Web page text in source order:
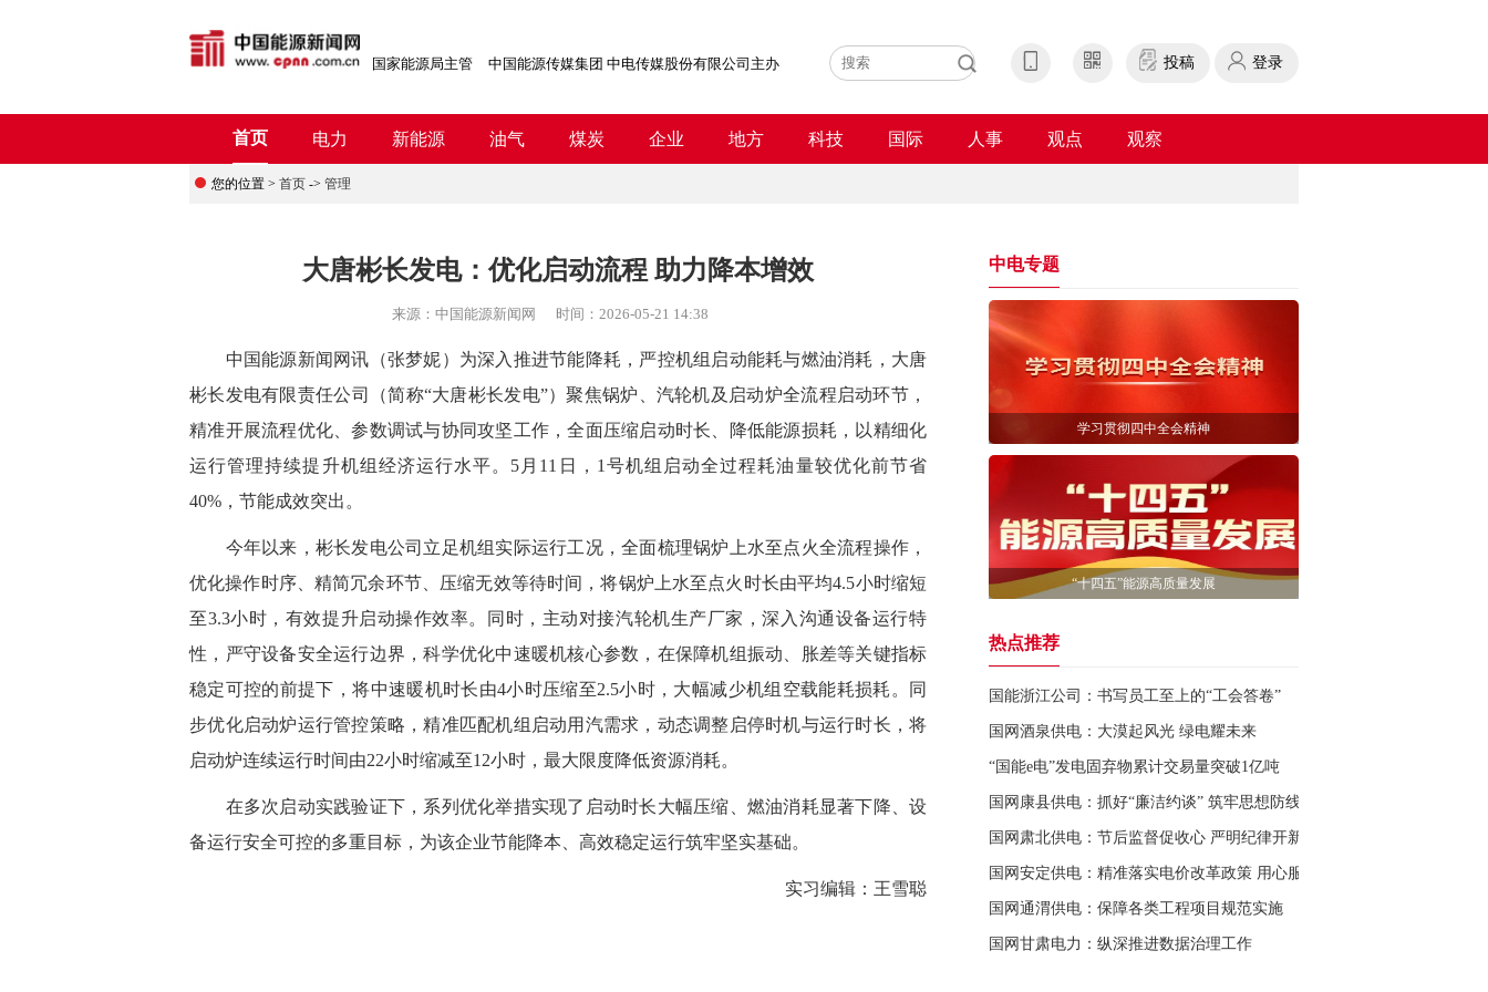
国家能源局主管 中国能源传媒集团 中电传媒股份有限公司主办 投稿 登录
首页 电力 新能源 油气 煤炭 企业 地方 科技 国际 人事 观点 观察
您的位置 > 首页 -> 管理
大唐彬长发电：优化启动流程 助力降本增效
来源： 中国能源新闻网 时间： 2026-05-21 14:38
中国能源新闻网讯（张梦妮）为深入推进节能降耗，严控机组启动能耗与燃油消耗，大唐
彬长发电有限责任公司（简称“大唐彬长发电”）聚焦锅炉、汽轮机及启动炉全流程启动环节，
精准开展流程优化、参数调试与协同攻坚工作，全面压缩启动时长、降低能源损耗，以精细化
运行管理持续提升机组经济运行水平。5月11日，1号机组启动全过程耗油量较优化前节省
40%，节能成效突出。
今年以来，彬长发电公司立足机组实际运行工况，全面梳理锅炉上水至点火全流程操作，
优化操作时序、精简冗余环节、压缩无效等待时间，将锅炉上水至点火时长由平均4.5小时缩短
至3.3小时，有效提升启动操作效率。同时，主动对接汽轮机生产厂家，深入沟通设备运行特
性，严守设备安全运行边界，科学优化中速暖机核心参数，在保障机组振动、胀差等关键指标
稳定可控的前提下，将中速暖机时长由4小时压缩至2.5小时，大幅减少机组空载能耗损耗。同
步优化启动炉运行管控策略，精准匹配机组启动用汽需求，动态调整启停时机与运行时长，将
启动炉连续运行时间由22小时缩减至12小时，最大限度降低资源消耗。
在多次启动实践验证下，系列优化举措实现了启动时长大幅压缩、燃油消耗显著下降、设
备运行安全可控的多重目标，为该企业节能降本、高效稳定运行筑牢坚实基础。
实习编辑：王雪聪
中电专题
学习贯彻四中全会精神
“十四五”能源高质量发展
热点推荐
国能浙江公司：书写员工至上的“工会答卷”
国网酒泉供电：大漠起风光 绿电耀未来
“国能e电”发电固弃物累计交易量突破1亿吨
国网康县供电：抓好“廉洁约谈” 筑牢思想防线
国网肃北供电：节后监督促收心 严明纪律开新局
国网安定供电：精准落实电价改革政策 用心服务光伏用户
国网通渭供电：保障各类工程项目规范实施
国网甘肃电力：纵深推进数据治理工作